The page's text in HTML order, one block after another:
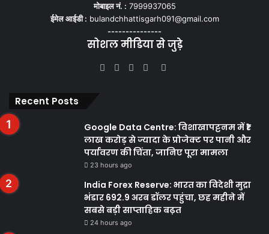
मोबाइल नं. : 7999937065
ईमेल आईडी : bulandchhattisgarh091@gmail.com
---------------
सोशल मीडिया से जुड़े
Facebook
TwitterYouTubeInstagram
WhatsApp
Recent Posts
Google Data Centre: विशाखापट्टनम में ₹1
लाख करोड़ से ज्यादा के प्रोजेक्ट पर पानी और
पर्यावरण की चिंता, जानिए पूरा मामला
23 hours ago
India Forex Reserve: भारत का विदेशी मुद्रा
भंडार 692.9 अरब डॉलर पहुंचा, छह महीने में
सबसे बड़ी साप्ताहिक बढ़त
24 hours ago